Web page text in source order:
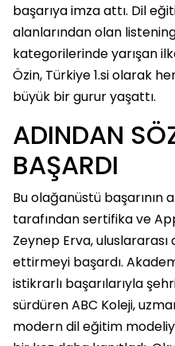
başarıya imza attı. Dil
alanlarından olan
kategorilerinde yarışan
Özin, Türkiye 1.si olarak
büyük bir gurur yaşattı.
ADINDAN
BAŞARDI
Bu olağanüstü başarının
tarafından sertifika ve
Zeynep Erva, uluslararası
ettirmeyi başardı.
istikrarlı başarılarıyla
sürdüren ABC Koleji,
modern dil eğitim